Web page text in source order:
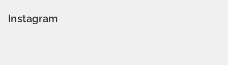
Instagram